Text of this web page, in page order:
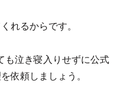
れるからです。
も泣き寝入りせずに公式
依頼しましょう。